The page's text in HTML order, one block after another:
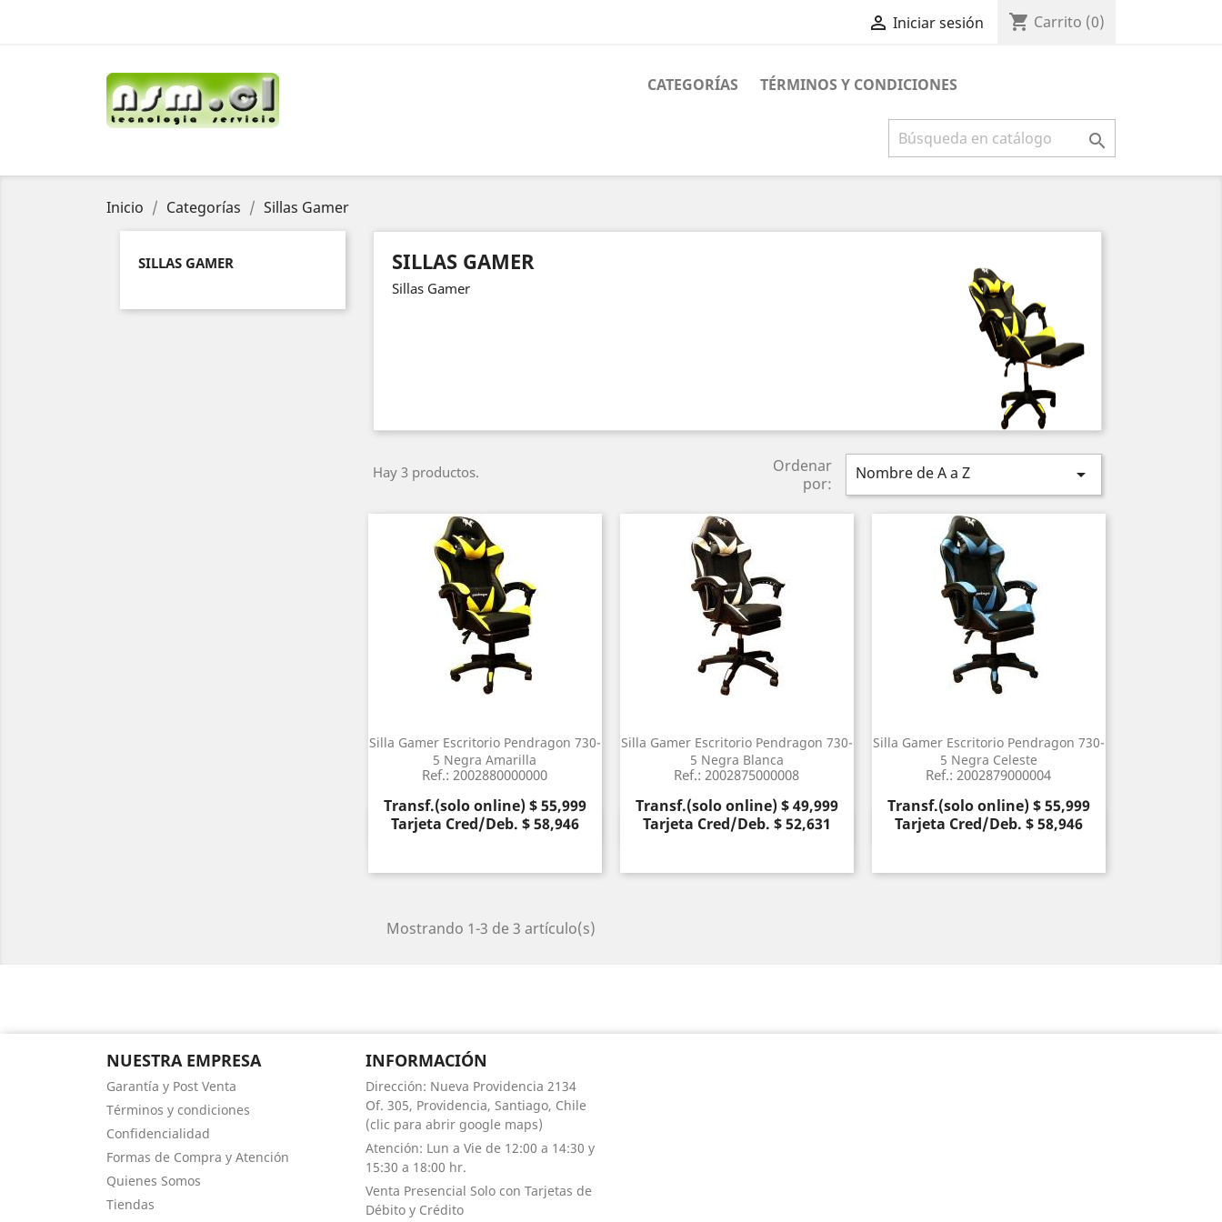
 Iniciar sesión shopping_cart Carrito (0)
CATEGORÍAS TÉRMINOS Y CONDICIONES

Inicio Categorías Sillas Gamer
SILLAS GAMER SILLAS GAMER
Sillas Gamer
Hay 3 productos.
Ordenar
por:
Nombre de A a Z 
Silla Gamer Escritorio Pendragon 730-
5 Negra Amarilla
Ref.: 2002880000000
Precio
Transf.(solo online) $ 55,999
Tarjeta Cred/Deb. $ 58,946
Vista rápida
Silla Gamer Escritorio Pendragon 730-
5 Negra Blanca
Ref.: 2002875000008
Precio
Transf.(solo online) $ 49,999
Tarjeta Cred/Deb. $ 52,631
Vista rápida
Silla Gamer Escritorio Pendragon 730-
5 Negra Celeste
Ref.: 2002879000004
Precio
Transf.(solo online) $ 55,999
Tarjeta Cred/Deb. $ 58,946
Vista rápida
Mostrando 1-3 de 3 artículo(s)
NUESTRA EMPRESA
Garantía y Post Venta
Términos y condiciones
Confidencialidad
Formas de Compra y Atención
Quienes Somos
Tiendas
INFORMACIÓN
Dirección: Nueva Providencia 2134
Of. 305, Providencia, Santiago, Chile
(clic para abrir google maps)
Atención: Lun a Vie de 12:00 a 14:30 y
15:30 a 18:00 hr.
Venta Presencial Solo con Tarjetas de
Débito y Crédito